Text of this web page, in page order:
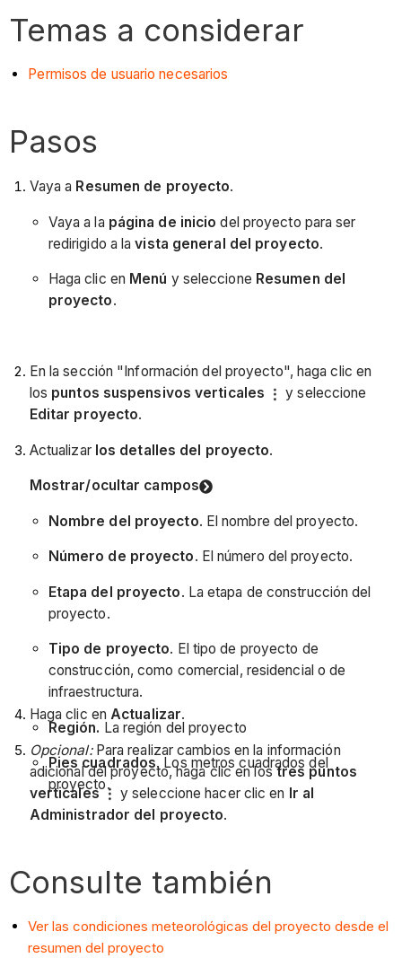
Temas a considerar
Permisos de usuario necesarios
Pasos
Vaya a Resumen de proyecto.
Vaya a la página de inicio del proyecto para ser
redirigido a lavista general del proyecto.
Haga clic en Menú y seleccione Resumen del
proyecto.
En la sección "Información del proyecto", haga clic en
los puntos suspensivos verticales
y seleccione
Editar proyecto.
Actualizarlos detalles del proyecto.
Mostrar/ocultar campos
Nombre del proyecto. El nombre del proyecto.
Número de proyecto. El número del proyecto.
Etapa del proyecto. La etapa de construcción del
proyecto.
Tipo de proyecto. El tipo de proyecto de
construcción, como comercial, residencial o de
infraestructura.
Región. La región del proyecto
Pies cuadrados. Los metros cuadrados del
proyecto.
Haga clic enActualizar.
Opcional:Para realizar cambios en la información
adicional del proyecto, haga clic en lostres puntos
verticales
y seleccione hacer clic en Ir al
Administrador del proyecto.
Consulte también
Ver las condiciones meteorológicas del proyecto desde el
resumen del proyecto